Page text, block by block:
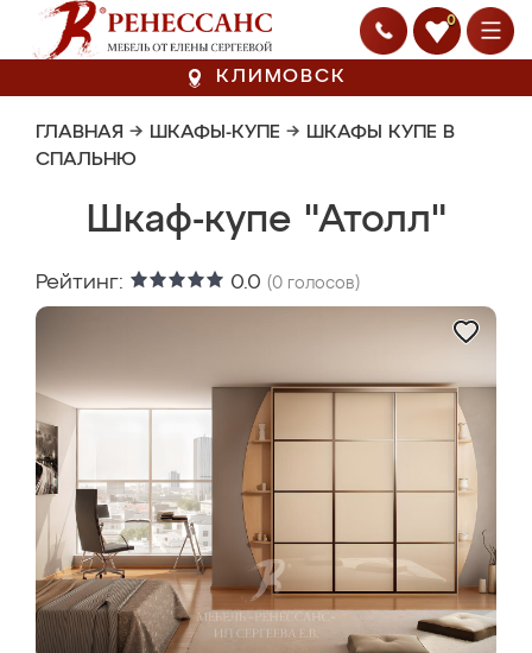
0
КЛИМОВСК
ГЛАВНАЯ → ШКАФЫ-КУПЕ → ШКАФЫ КУПЕ В
СПАЛЬНЮ
Шкаф-купе "Атолл"
Рейтинг: 0.0 (0 голосов)